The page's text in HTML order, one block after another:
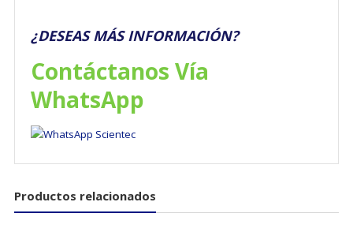
¿DESEAS MÁS INFORMACIÓN?
Contáctanos Vía
WhatsApp
Productos relacionados